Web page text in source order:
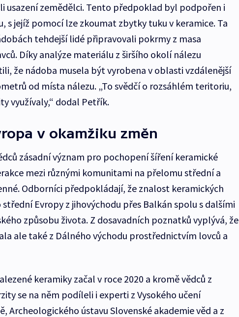
usazení zemědělci. Tento předpoklad byl podpořen i
s jejíž pomocí lze zkoumat zbytky tuku v keramice. Ta
tehdejší lidé připravovali pokrmy z masa
Díky analýze materiálu z širšího okolí nálezu
že nádoba musela být vyrobena v oblasti vzdálenější
od místa nálezu. „To svědčí o rozsáhlém teritoriu,
využívaly,“ dodal Petřík.
v okamžiku změn
zásadní význam pro pochopení šíření keramické
mezi různými komunitami na přelomu střední a
Odborníci předpokládají, že znalost keramických
Evropy z jihovýchodu přes Balkán spolu s dalšími
způsobu života. Z dosavadních poznatků vyplývá, že
ale také z Dálného východu prostřednictvím lovců a
keramiky začal v roce 2020 a kromě vědců z
se na něm podíleli i experti z Vysokého učení
Archeologického ústavu Slovenské akademie věd a z